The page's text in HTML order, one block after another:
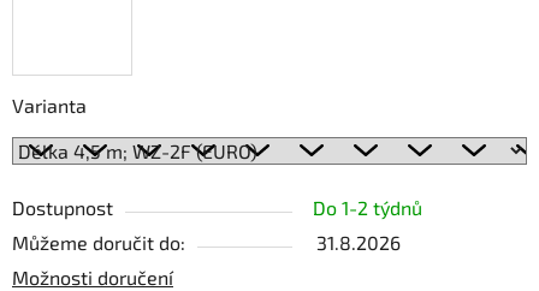
Varianta
Dostupnost
Do 1-2 týdnů
Můžeme doručit do:
31.8.2026
Možnosti doručení